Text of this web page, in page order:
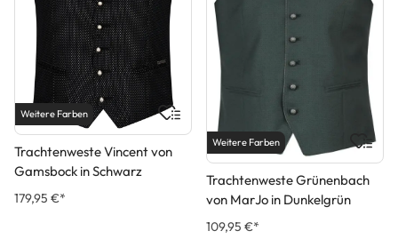
Weitere Farben
Trachtenweste Vincent von
Gamsbock in Schwarz
179,95 €*
Weitere Farben
Trachtenweste Grünenbach
von MarJo in Dunkelgrün
109,95 €*